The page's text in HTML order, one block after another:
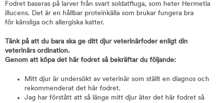
Fodret baseras på larver från svart soldatfluga, som heter Hermetia
illucens. Det är en hållbar proteinkälla som brukar fungera bra
för känsliga och allergiska katter.
Tänk på att du bara ska ge ditt djur veterinärfoder enligt din
veterinärs ordination.
Genom att köpa det här fodret så bekräftar du följande:
Mitt djur är undersökt av veterinär som ställt en diagnos och
rekommenderat det här fodret.
Jag har förstått att så länge mitt djur äter det här fodret så